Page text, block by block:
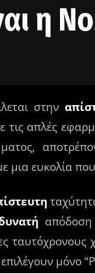
η
στην
απλές
μια ευκολία
απόδοση
ταυτόχρονους
μόνο